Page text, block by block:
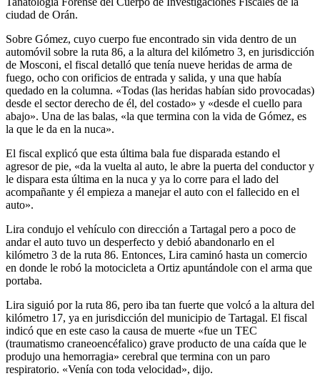
ciudad de Orán.
Sobre Gómez, cuyo cuerpo fue encontrado sin vida dentro de un
automóvil sobre la ruta 86, a la altura del kilómetro 3, en jurisdicción
de Mosconi, el fiscal detalló que tenía nueve heridas de arma de
fuego, ocho con orificios de entrada y salida, y una que había
quedado en la columna. «Todas (las heridas habían sido provocadas)
desde el sector derecho de él, del costado» y «desde el cuello para
abajo». Una de las balas, «la que termina con la vida de Gómez, es
la que le da en la nuca».
El fiscal explicó que esta última bala fue disparada estando el
agresor de pie, «da la vuelta al auto, le abre la puerta del conductor y
le dispara esta última en la nuca y ya lo corre para el lado del
acompañante y él empieza a manejar el auto con el fallecido en el
auto».
Lira condujo el vehículo con dirección a Tartagal pero a poco de
andar el auto tuvo un desperfecto y debió abandonarlo en el
kilómetro 3 de la ruta 86. Entonces, Lira caminó hasta un comercio
en donde le robó la motocicleta a Ortiz apuntándole con el arma que
portaba.
Lira siguió por la ruta 86, pero iba tan fuerte que volcó a la altura del
kilómetro 17, ya en jurisdicción del municipio de Tartagal. El fiscal
indicó que en este caso la causa de muerte «fue un TEC
(traumatismo craneoencéfalico) grave producto de una caída que le
produjo una hemorragia» cerebral que termina con un paro
respiratorio. «Venía con toda velocidad», dijo.